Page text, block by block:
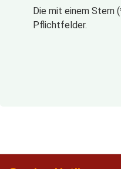
Die mit einem Stern
Pflichtfelder.